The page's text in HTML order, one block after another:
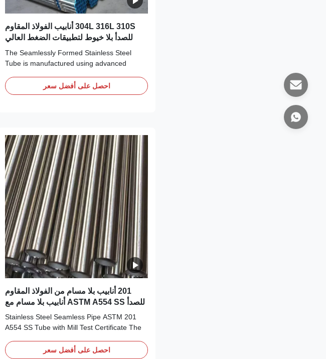
304L 316L 310S أنابيب الفولاذ المقاوم
للصدأ بلا خيوط لتطبيقات الضغط العالي
The Seamlessly Formed Stainless Steel
Tube is manufactured using advanced
uniform wall thickness, smooth internal and
external surfaces, and a complete absence
احصل على أفضل سعر
201 أنابيب بلا مسام من الفولاذ المقاوم
للصدأ ASTM A554 SS أنابيب بلا مسام مع
معدل تصلب عال
201 Stainless Steel Seamless Pipe ASTM
A554 SS Tube with Mill Test Certificate The
austenitic chromium-nickel-manganese alloy
احصل على أفضل سعر